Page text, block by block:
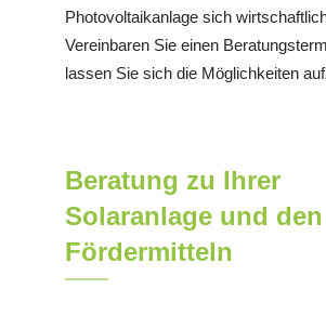
Photovoltaikanlage sich
Vereinbaren Sie einen
lassen Sie sich die Möglichkeiten
Beratung zu Ihrer
Solaranlage und den
Fördermitteln